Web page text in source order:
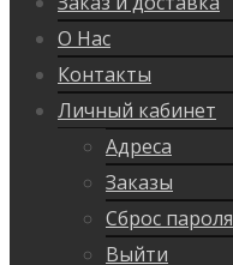
О Нас
Контакты
Личный кабинет
Адреса
Заказы
Сброс пароля
Выйти